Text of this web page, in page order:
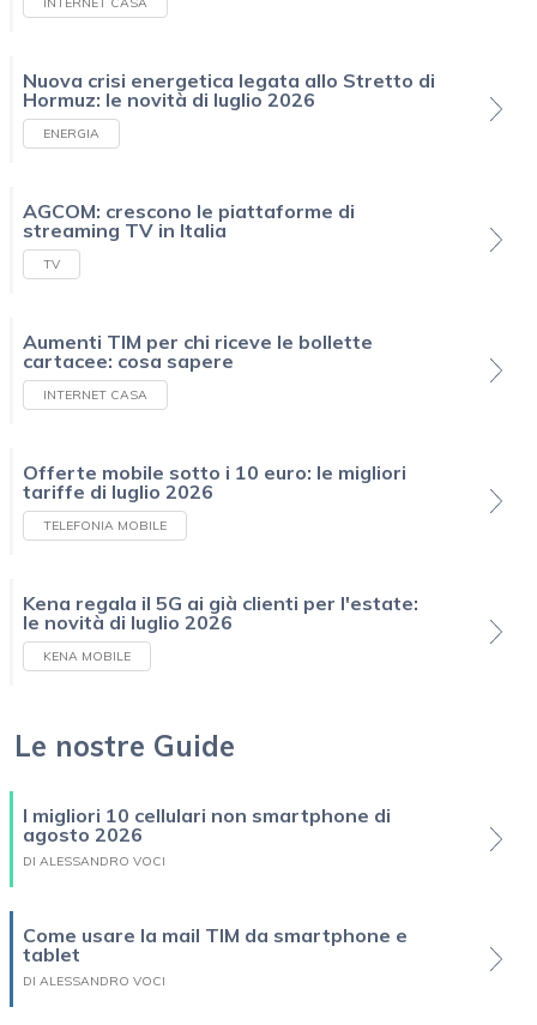
Nuova crisi energetica legata allo Stretto di
Hormuz: le novità di luglio 2026
ENERGIA
AGCOM: crescono le piattaforme di
streaming TV in Italia
TV
Aumenti TIM per chi riceve le bollette
cartacee: cosa sapere
INTERNET CASA
Offerte mobile sotto i 10 euro: le migliori
tariffe di luglio 2026
TELEFONIA MOBILE
Kena regala il 5G ai già clienti per l'estate:
le novità di luglio 2026
KENA MOBILE
Le nostre Guide
I migliori 10 cellulari non smartphone di
agosto 2026
DI ALESSANDRO VOCI
Come usare la mail TIM da smartphone e
tablet
DI ALESSANDRO VOCI